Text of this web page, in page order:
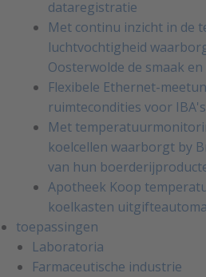
dataregistratie
Met continu inzicht in de
luchtvochtigheid
Oosterwolde de smaak
Flexibele Ethernet-
ruimtecondities voor
Met
koelcellen waarborgt by
van hun
Apotheek Koop
koelkasten
toepassingen
Laboratoria
Farmaceutische industrie